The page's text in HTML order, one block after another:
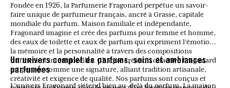
Fondée en 1926, la Parfumerie Fragonard perpétue un savoir-
faire unique de parfumeur français, ancré à Grasse, capitale
mondiale du parfum. Maison familiale et indépendante,
Fragonard imagine et crée des parfums pour femme et homme,
des eaux de toilette et eaux de parfum qui expriment l’émotion,
la mémoire et la personnalité à travers des compositions
raffinées et intemporelles. Chaque création olfactive Fragonard
est pensée comme une signature, alliant tradition artisanale,
créativité et exigence de qualité. Nos parfums sont conçus et
Un univers complet de parfums, soins et ambiances
parfumées
L’univers Fragonard s’étend bien au-delà du parfum. La maison